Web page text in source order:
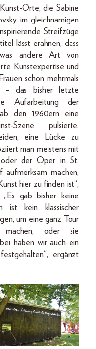
Orte, die Sabine
im gleichnamigen
Streifzüge
lässt erahnen, dass
andere Art von
Kunstexpertise und
schon mehrmals
– das bisher letzte
Aufarbeitung der
den 1960ern eine
Szene pulsierte.
eine Lücke zu
man meistens mit
oder der Oper in St.
aufmerksam machen,
hier zu finden ist“,
„Es gab bisher keine
ist kein klassischer
um eine ganz Tour
oder sie
haben wir auch ein
ergänzt